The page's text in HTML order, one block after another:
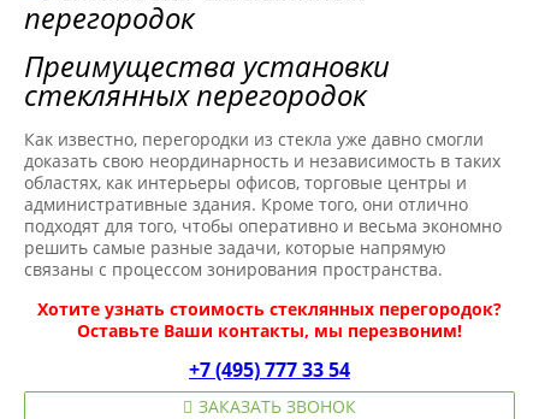
Преимущества установки
стеклянных перегородок
Как известно, перегородки из стекла уже давно смогли
доказать свою неординарность и независимость в таких
областях, как интерьеры офисов, торговые центры и
административные здания. Кроме того, они отлично
подходят для того, чтобы оперативно и весьма экономно
решить самые разные задачи, которые напрямую
связаны с процессом зонирования пространства.
Хотите узнать стоимость стеклянных перегородок?
Оставьте Ваши контакты, мы перезвоним!
+7 (495) 777 33 54
ЗАКАЗАТЬ ЗВОНОК